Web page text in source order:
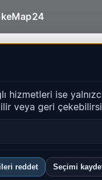
hizmetleri ise
veya geri
reddet Seçimi